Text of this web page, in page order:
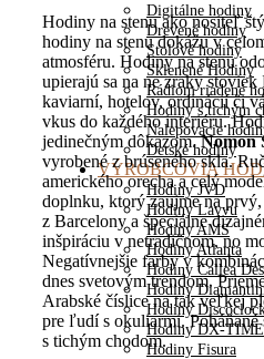
Digitálne hodiny
Drevené hodiny
Stolové hodiny
Sklenené Hodiny
Rádiom riadené
Hodiny s tichým
Nalepovacie
Detské hodiny
VÝROBCOVIA
Hodiny JVD
Hodiny Lavvu
Hodiny AMS
Hodiny Atlanta
Hodiny Callea
Hodiny
Hodiny
Hodiny DX-TIME
Hodiny Fisura
Hodiny na stenu ako nositeľ
hodiny na stenu dokážu v
atmosféru. Hodiny na stenu
upierajú sa na ne zraky
kaviarní, hotelov, ordinácií či
vkus do každého interiéru.
jedinečným dôkazom.Nomon
vyrobené z brúseného skla.
amerického orecha a celý
doplnku, ktorý zaujme na
z Barcelony a špeciálne
inšpiráciu v netradičnom, no
Negatívnejšie farby v
dnes svetovým trendom.
Arabské číslice na tak veľkej
pre ľudí s okuliarmi.
s tichým chodom.